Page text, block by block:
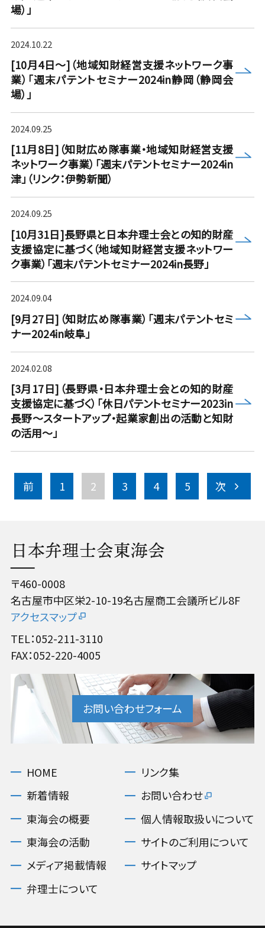
場）」
[10月4日～]（地域知財経営支援ネットワーク事
業）「週末パテントセミナー2024in静岡（静岡会
場）」
2024.10.22
more
[11月8日]（知財広め隊事業・地域知財経営支援
ネットワーク事業）「週末パテントセミナー2024in
津」（リンク：伊勢新聞）
2024.09.25
more
[10月31日]長野県と日本弁理士会との知的財産
支援協定に基づく（地域知財経営支援ネットワー
ク事業）「週末パテントセミナー2024in長野」
2024.09.25
more
[9月27日]（知財広め隊事業）「週末パテントセミ
ナー2024in岐阜」
2024.09.04
more
[3月17日]（長野県・日本弁理士会との知的財産
支援協定に基づく）「休日パテントセミナー2023in
長野～スタートアップ・起業家創出の活動と知財
の活用～」
2024.02.08
more
前 1 2 3 4 5 次
日本弁理士会東海会
〒460-0008
名古屋市中区栄2-10-19名古屋商工会議所ビル8F
アクセスマップ
TEL：052-211-3110
FAX：052-220-4005
お問い合わせフォーム
HOME
新着情報
東海会の概要
東海会の活動
メディア掲載情報
弁理士について
リンク集
お問い合わせ
個人情報取扱いについて
サイトのご利用について
サイトマップ